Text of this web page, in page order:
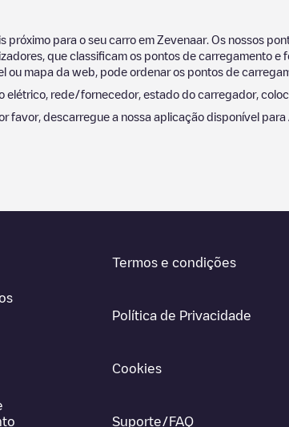
próximo para o seu carro em Zevenaar. Os nossos
que classificam os pontos de carregamento
ou mapa da web, pode ordenar os pontos de
rede/fornecedor, estado do carregador,
favor, descarregue a nossa aplicação disponível
Termos e condições
Política de Privacidade
Cookies
Suporte/FAQ